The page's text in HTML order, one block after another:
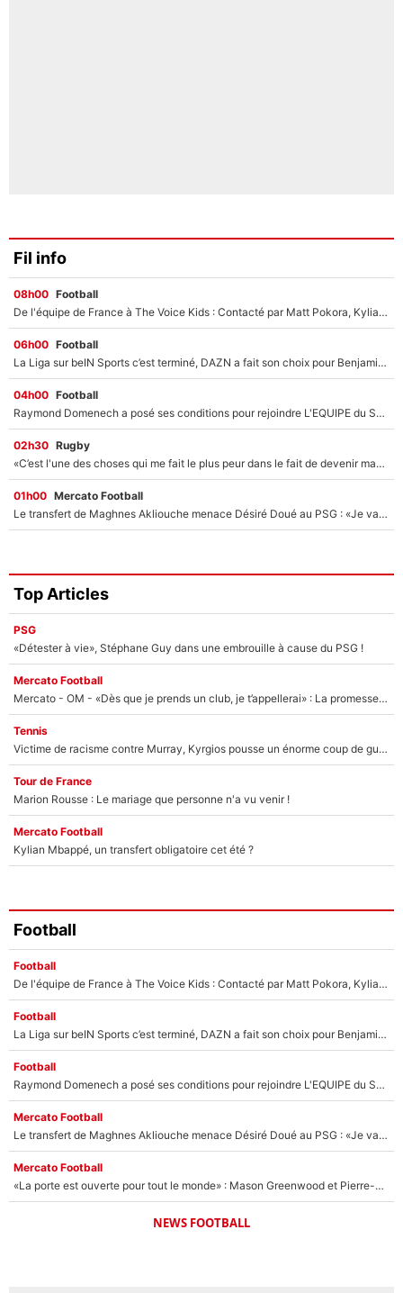
Fil info
08h00 Football
De l'équipe de France à The Voice Kids : Contacté par Matt Pokora, Kylian Mbappé a accepté de jouer un rôle inédit sur TF1 !
06h00 Football
La Liga sur beIN Sports c’est terminé, DAZN a fait son choix pour Benjamin Da Silva et Omar Da Fonseca !
04h00 Football
Raymond Domenech a posé ses conditions pour rejoindre L'EQUIPE du Soir : Il refuse de faire l'émission avec un autre chroniqueur !
02h30 Rugby
«C’est l'une des choses qui me fait le plus peur dans le fait de devenir maman» : En couple avec Antoine Dupont, Iris Mittenaere s'inquiète déjà pour ses futurs enfants !
01h00 Mercato Football
Le transfert de Maghnes Akliouche menace Désiré Doué au PSG : «Je valide à 200%»
Top Articles
PSG
«Détester à vie», Stéphane Guy dans une embrouille à cause du PSG !
Mercato Football
Mercato - OM - «Dès que je prends un club, je t’appellerai» : La promesse de Marcelino au moment de claquer la porte
Tennis
Victime de racisme contre Murray, Kyrgios pousse un énorme coup de gueule !
Tour de France
Marion Rousse : Le mariage que personne n'a vu venir !
Mercato Football
Kylian Mbappé, un transfert obligatoire cet été ?
Football
Football
De l'équipe de France à The Voice Kids : Contacté par Matt Pokora, Kylian Mbappé a accepté de jouer un rôle inédit sur TF1 !
Football
La Liga sur beIN Sports c’est terminé, DAZN a fait son choix pour Benjamin Da Silva et Omar Da Fonseca !
Football
Raymond Domenech a posé ses conditions pour rejoindre L'EQUIPE du Soir : Il refuse de faire l'émission avec un autre chroniqueur !
Mercato Football
Le transfert de Maghnes Akliouche menace Désiré Doué au PSG : «Je valide à 200%»
Mercato Football
«La porte est ouverte pour tout le monde» : Mason Greenwood et Pierre-Emerick Aubameyang ont quitté l'OM, Amine Gouiri balance sur la suite du mercato et sur la réaction du vestiaire !
NEWS FOOTBALL